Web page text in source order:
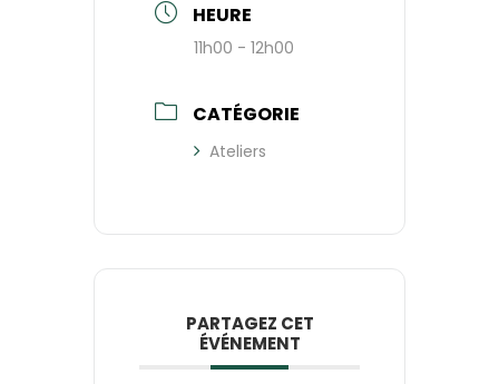
HEURE
11h00 - 12h00
CATÉGORIE
Ateliers
PARTAGEZ CET
ÉVÉNEMENT